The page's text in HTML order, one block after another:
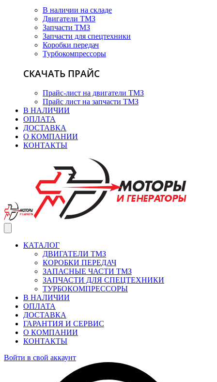
В наличии на складе
Двигатели ТМЗ
Запчасти ТМЗ
Запчасти для спецтехники
Коробки передач
Турбокомпрессоры
СКАЧАТЬ ПРАЙС
Прайс-лист на двигатели ТМЗ
Прайс лист на запчасти ТМЗ
В НАЛИЧИИ
ОПЛАТА
ДОСТАВКА
О КОМПАНИИ
КОНТАКТЫ
КАТАЛОГ
ДВИГАТЕЛИ ТМЗ
КОРОБКИ ПЕРЕДАЧ
ЗАПАСНЫЕ ЧАСТИ ТМЗ
ЗАПЧАСТИ ДЛЯ СПЕЦТЕХНИКИ
ТУРБОКОМПРЕССОРЫ
В НАЛИЧИИ
ОПЛАТА
ДОСТАВКА
ГАРАНТИЯ И СЕРВИС
О КОМПАНИИ
КОНТАКТЫ
Войти в свой аккаунт